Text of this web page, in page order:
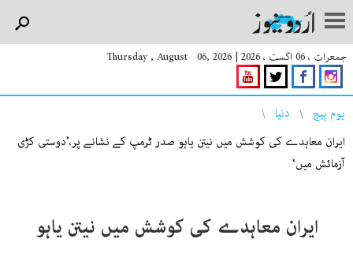
جمعرات ، 06 اگست ، 2026 |
Thursday , August 06, 2026
You are here
ہوم پیچ
دنیا
ایران معاہدے کی کوشش میں نیتن یاہو صدر ٹرمپ کے نشانے پر،’دوستی کڑی
آزمائش میں‘
ایران معاہدے کی کوشش میں نیتن یاہو